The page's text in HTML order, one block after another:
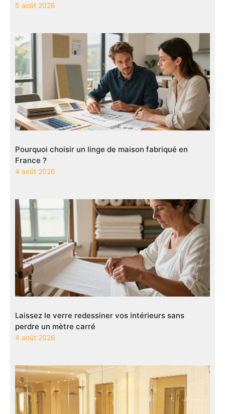
5 août 2026
Pourquoi choisir un linge de maison fabriqué en
France ?
4 août 2026
Laissez le verre redessiner vos intérieurs sans
perdre un mètre carré
4 août 2026